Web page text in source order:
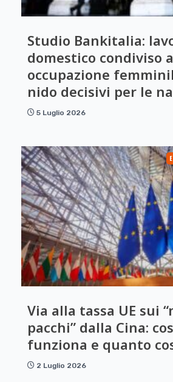
Studio Bankitalia:
domestico condiviso
occupazione
nido decisivi per le
5 Luglio 2026
Via alla tassa UE sui
pacchi” dalla Cina:
funziona e quanto
2 Luglio 2026